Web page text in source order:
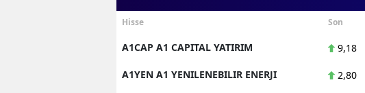
Hisse Son
A1CAP A1 CAPITAL YATIRIM 9,18
A1YEN A1 YENILENEBILIR ENERJI 2,80